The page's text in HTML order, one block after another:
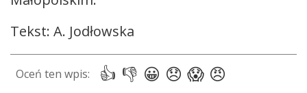
Tekst: A. Jodłowska